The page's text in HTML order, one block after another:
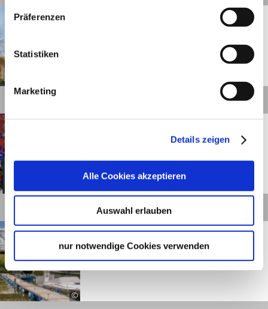
Präferenzen
Statistiken
Marketing
Details zeigen
Alle Cookies akzeptieren
Auswahl erlauben
nur notwendige Cookies verwenden
Waiblingen Entfernung anzeigen
Biergarten Schwaneninsel
Details
©
Remseck am Neckar Entfernung anzeigen
Bootshaus am Hechtkopf
Remseck